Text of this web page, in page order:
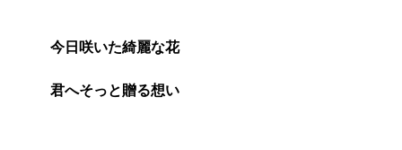
今日咲いた綺麗な花
君へそっと贈る想い